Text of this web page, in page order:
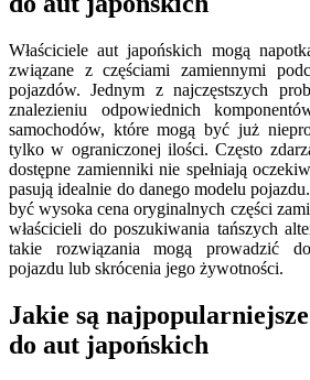
Właściciele aut japońskich mogą
związane z częściami zamiennymi
pojazdów. Jednym z najczęstszych
znalezieniu odpowiednich
samochodów, które mogą być już
tylko w ograniczonej ilości. Często
dostępne zamienniki nie spełniają
pasują idealnie do danego modelu
być wysoka cena oryginalnych części
właścicieli do poszukiwania tańszych
takie rozwiązania mogą prowadzić
pojazdu lub skrócenia jego żywotności.
Jakie są
do aut japońskich